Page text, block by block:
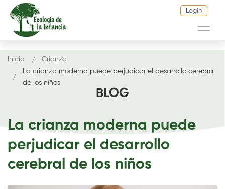
Login
BLOG
Inicio
Crianza
La crianza moderna puede perjudicar el desarrollo cerebral
de los niños
La crianza moderna puede
perjudicar el desarrollo
cerebral de los niños